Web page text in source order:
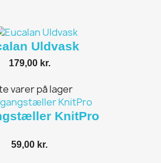
Uldvask
179,00 kr.
varer på lager
KnitPro
59,00 kr.